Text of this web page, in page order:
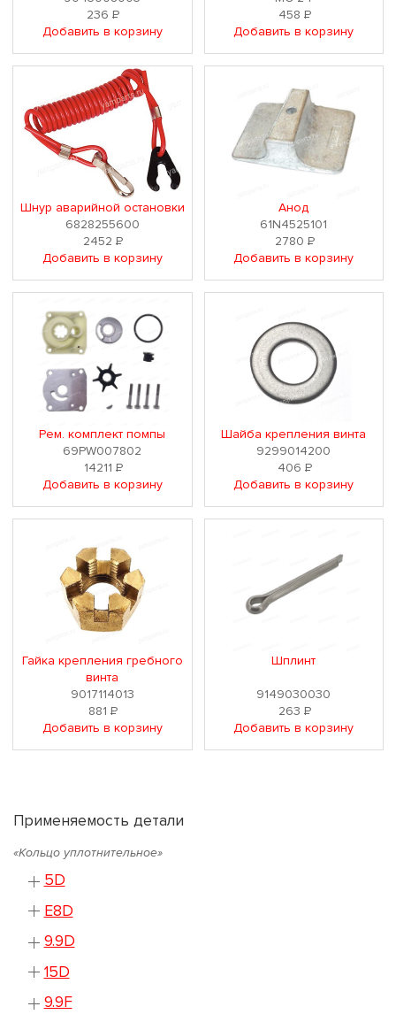
236Р
Добавить в корзину
458 Р
Добавить в корзину
Шнур аварийной остановки
6828255600
2452Р
Добавить в корзину
Анод
61N4525101
2780 Р
Добавить в корзину
Рем. комплект помпы
69PW007802
14211 Р
Добавить в корзину
Шайба крепления винта
9299014200
406 Р
Добавить в корзину
Гайка крепления гребного
винта
9017114013
881Р
Добавить в корзину
Шплинт
9149030030
263 Р
Добавить в корзину
Применяемость детали
«Кольцо уплотнительное»
5D
E8D
9.9D
15D
9.9F